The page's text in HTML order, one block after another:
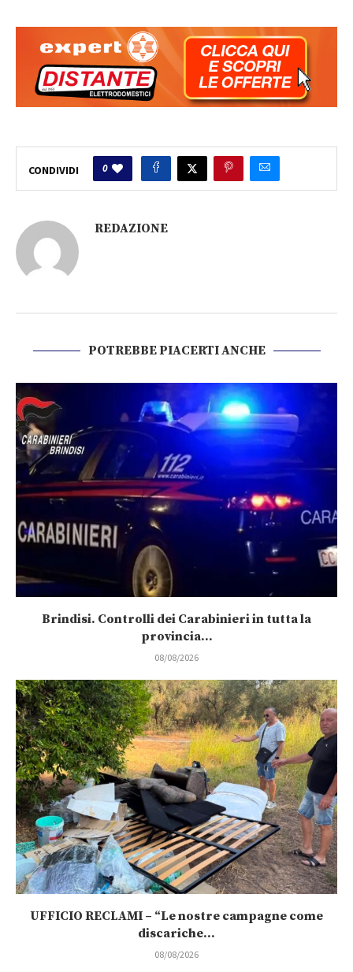
CONDIVIDI 0
REDAZIONE
POTREBBE PIACERTI ANCHE
Brindisi. Controlli dei Carabinieri in tutta la
provincia...
08/08/2026
UFFICIO RECLAMI – “Le nostre campagne come
discariche...
08/08/2026